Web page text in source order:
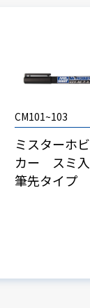
CM101~103
ミスターホ
カー スミ
筆先タイプ